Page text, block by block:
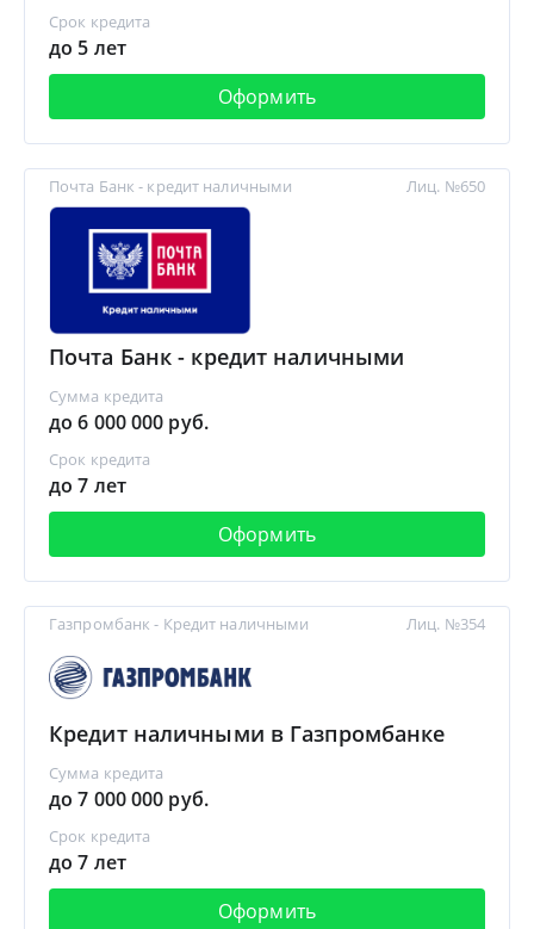
Срок кредита
до 5 лет
Оформить
Почта Банк - кредит наличными
Почта Банк - кредит наличными
Сумма кредита
до 6 000 000 руб.
Срок кредита
до 7 лет
Оформить
Лиц. №650
Газпромбанк - Кредит наличными
Кредит наличными в Газпромбанке
Сумма кредита
до 7 000 000 руб.
Срок кредита
до 7 лет
Оформить
Лиц. №354